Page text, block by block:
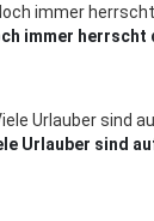
immer herrscht
Urlauber sind